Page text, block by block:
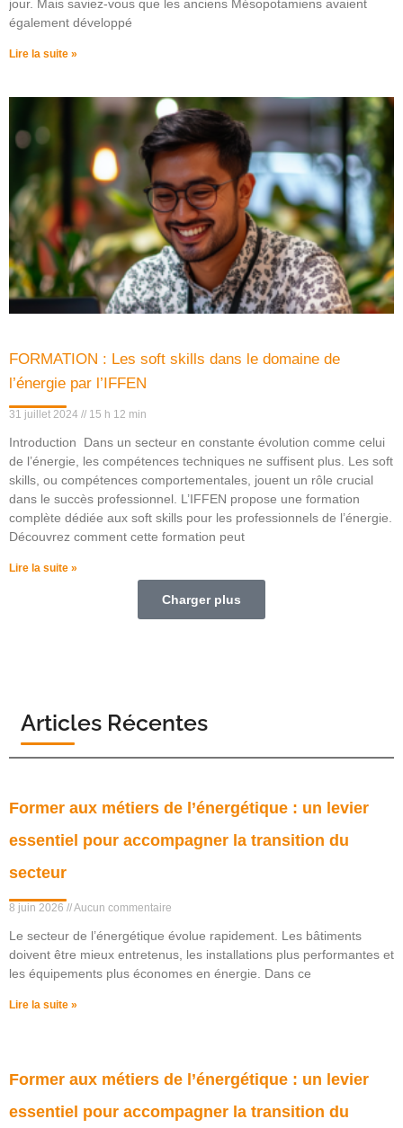
jour. Mais saviez-vous que les anciens Mésopotamiens avaient
également développé
Lire la suite »
FORMATION : Les soft skills dans le domaine de
l’énergie par l’IFFEN
31 juillet 2024 15 h 12 min
Introduction Dans un secteur en constante évolution comme celui
de l’énergie, les compétences techniques ne suffisent plus. Les soft
skills, ou compétences comportementales, jouent un rôle crucial
dans le succès professionnel. L’IFFEN propose une formation
complète dédiée aux soft skills pour les professionnels de l’énergie.
Découvrez comment cette formation peut
Lire la suite »
Charger plus
Articles Récentes
Former aux métiers de l’énergétique : un levier
essentiel pour accompagner la transition du
secteur
8 juin 2026 Aucun commentaire
Le secteur de l’énergétique évolue rapidement. Les bâtiments
doivent être mieux entretenus, les installations plus performantes et
les équipements plus économes en énergie. Dans ce
Lire la suite »
Former aux métiers de l’énergétique : un levier
essentiel pour accompagner la transition du